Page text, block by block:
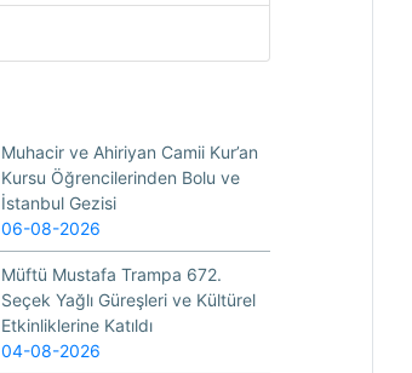
Muhacir ve Ahiriyan Camii Kur’an
Kursu Öğrencilerinden Bolu ve
İstanbul Gezisi
06-08-2026
Müftü Mustafa Trampa 672.
Seçek Yağlı Güreşleri ve Kültürel
Etkinliklerine Katıldı
04-08-2026